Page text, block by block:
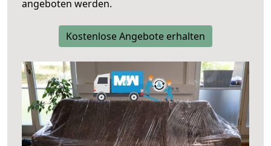
angeboten werden.
Kostenlose Angebote erhalten